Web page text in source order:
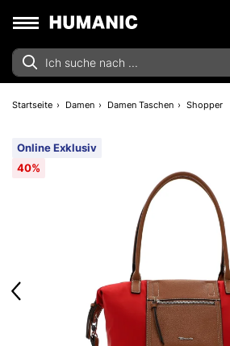
Startseite Damen Damen Taschen Shopper
Online Exklusiv
40%